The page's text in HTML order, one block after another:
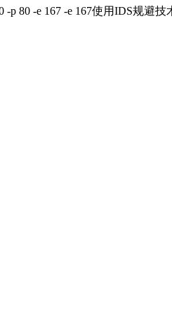
-p 80 -e 167 -e 167使用IDS规避技